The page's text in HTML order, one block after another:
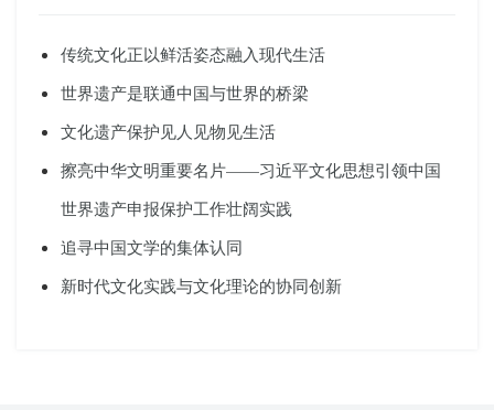
传统文化正以鲜活姿态融入现代生活
世界遗产是联通中国与世界的桥梁
文化遗产保护见人见物见生活
擦亮中华文明重要名片——习近平文化思想引领中国
世界遗产申报保护工作壮阔实践
追寻中国文学的集体认同
新时代文化实践与文化理论的协同创新